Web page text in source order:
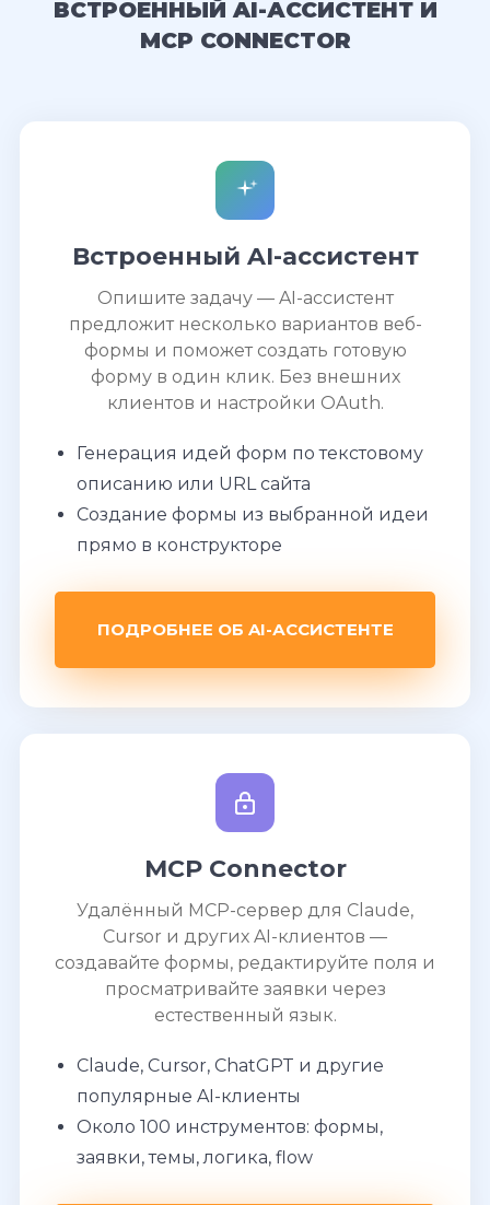
ВСТРОЕННЫЙ AI-АССИСТЕНТ И
MCP CONNECTOR
Встроенный AI-ассистент
Опишите задачу — AI-ассистент
предложит несколько вариантов веб-
формы и поможет создать готовую
форму в один клик. Без внешних
клиентов и настройки OAuth.
Генерация идей форм по текстовому
описанию или URL сайта
Создание формы из выбранной идеи
прямо в конструкторе
ПОДРОБНЕЕ ОБ AI-АССИСТЕНТЕ
MCP Connector
Удалённый MCP-сервер для Claude,
Cursor и других AI-клиентов —
создавайте формы, редактируйте поля и
просматривайте заявки через
естественный язык.
Claude, Cursor, ChatGPT и другие
популярные AI-клиенты
Около 100 инструментов: формы,
заявки, темы, логика, flow